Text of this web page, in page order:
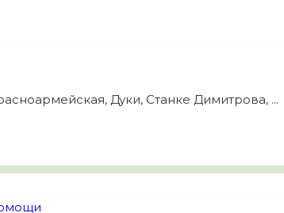
Дуки, Станке Димитрова, ...